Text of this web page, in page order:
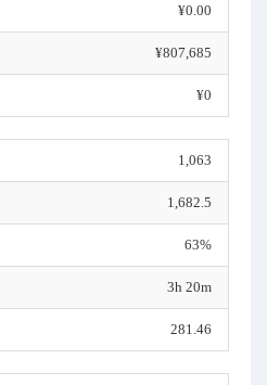
¥0.00
¥807,685
¥0
1,063
1,682.5
63%
3h 20m
281.46